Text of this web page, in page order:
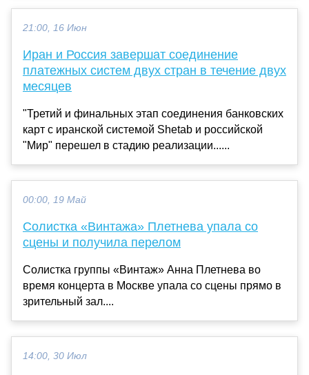
21:00, 16 Июн
Иран и Россия завершат соединение
платежных систем двух стран в течение двух
месяцев
"Третий и финальных этап соединения банковских
карт с иранской системой Shetab и российской
"Мир" перешел в стадию реализации......
00:00, 19 Май
Солистка «Винтажа» Плетнева упала со
сцены и получила перелом
Солистка группы «Винтаж» Анна Плетнева во
время концерта в Москве упала со сцены прямо в
зрительный зал....
14:00, 30 Июл